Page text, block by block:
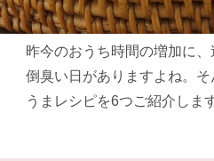
昨今のおうち時間の増加に
倒臭い日がありますよね。
うまレシピを6つご紹介しま